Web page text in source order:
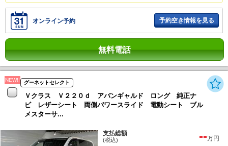
オンライン予約 予約空き情報を見る
無料電話
NEW!! グーネットセレクト
Ｖクラス Ｖ２２０ｄ アバンギャルド ロング 純正ナ
ビ レザーシート 両側パワースライド 電動シート ブル
メスターサ...
支払総額
(税込) --万円